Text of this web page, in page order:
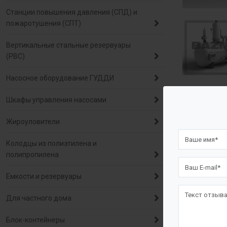
Станции повышения давления (СПД) и
пожаротушения (СПТ)
Вертикальные стальные резервуары
(РВС)
Насосное оборудование ГУДДИ
Шкафы управления насосами
Жироуловители
Колодцы из полиэтилена и
полипропилена
Емкости и резервуары
Для частного дома
Блок-контейнеры
Пленочный
и других